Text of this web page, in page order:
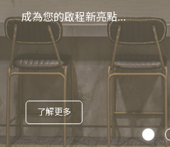
成為您的啟程新亮點...
了解更多